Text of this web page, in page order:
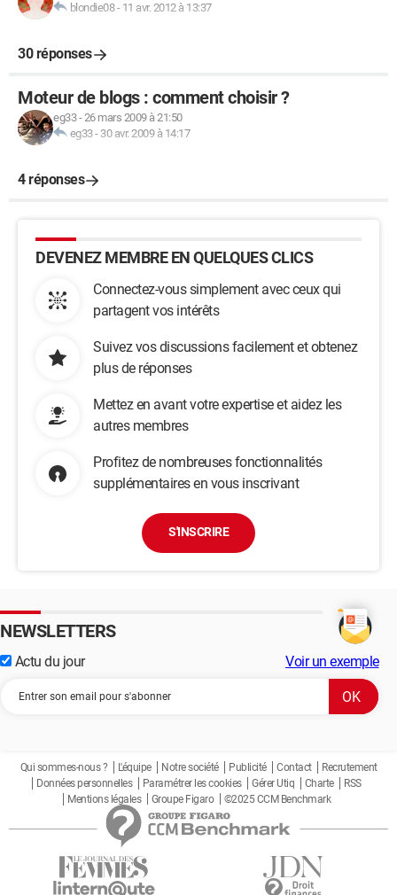
blondie08- 11 avr. 2012 à 13:37
30 réponses
Moteur de blogs : comment choisir ?
eg33-26 mars 2009 à 21:50
eg33- 30 avr. 2009 à 14:17
4 réponses
DEVENEZ MEMBRE EN QUELQUES CLICS
Connectez-vous simplement avec ceux qui
partagent vos intérêts
Suivez vos discussions facilement et obtenez
plus de réponses
Mettez en avant votre expertise et aidez les
autres membres
Profitez de nombreuses fonctionnalités
supplémentaires en vous inscrivant
S'INSCRIRE
NEWSLETTERS
Actu du jour Voir un exemple
Qui sommes-nous ? L'équipe Notre société Publicité Contact
Recrutement
Données personnelles
Paramétrer les cookies Gérer Utiq Charte
RSS
Mentions légales
Groupe Figaro ©2025 CCM Benchmark